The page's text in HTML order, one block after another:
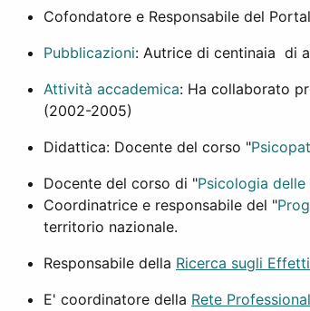
Cofondatore e Responsabile del
Pubblicazioni: Autrice di centinaia di
Attività accademica: Ha collaborato
(2002-2005)
Didattica: Docente del corso "
Docente del corso di "Psicologia delle
Coordinatrice e responsabile del "
territorio nazionale.
Responsabile della Ricerca sugli
E' coordinatore della Rete